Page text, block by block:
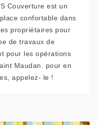
Couverture est un
confortable dans
propriétaires pour
de travaux de
pour les opérations
Maudan. pour en
appelez- le !